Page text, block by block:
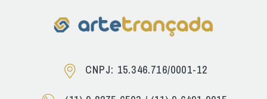
CNPJ: 15.346.716/0001-12